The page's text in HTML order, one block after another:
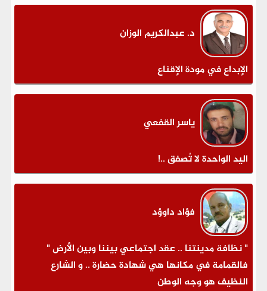
د. عبدالكريم الوزان
الإبداع في مودة الإقناع
ياسر القفعي
اليد الواحدة لا تُصفق ..!
فؤاد داوؤد
" نظافة مدينتنا .. عقد اجتماعي بيننا وبين الأرض "
فالقمامة في مكانها هي شهادة حضارة .. و الشارع
النظيف هو وجه الوطن